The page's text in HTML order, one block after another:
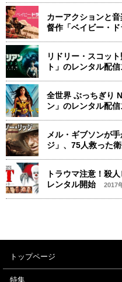
カーアクションと
督作「ベイビー・ド
リドリー・スコッ
ト」のレンタル配
全世界 ぶっちぎり
ン」のレンタル配信
メル・ギブソンが
ジ」、75人救った
トラウマ注意！殺
レンタル開始
2017
トップページ
特集